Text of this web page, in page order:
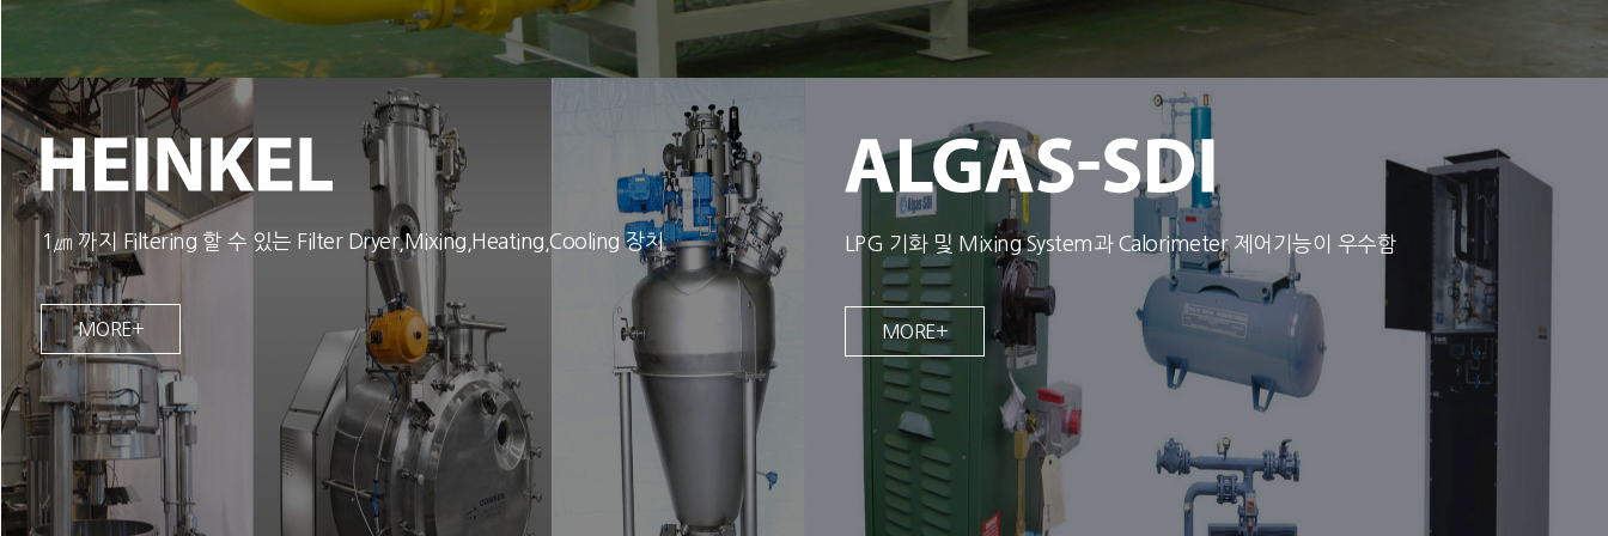
1㎛ 까지 Filtering 할 수 있는 Filter Dryer,Mixing,Heating,Cooling 장치
MORE+
LPG 기화 및 Mixing System과 Calorimeter 제어기능이 우수함
MORE+